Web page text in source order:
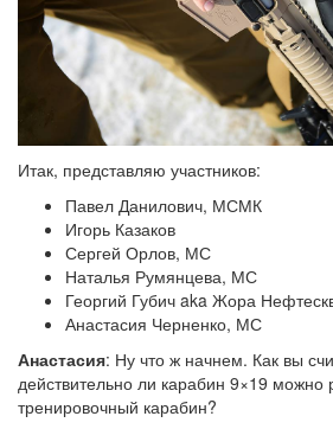
Итак, представляю участников:
Павел Данилович, МСМК
Игорь Казаков
Сергей Орлов, МС
Наталья Румянцева, МС
Георгий Губич aka Жора
Анастасия Черненко, МС
Анастасия: Ну что ж начнем. Как вы
действительно ли карабин 9×19 можно
тренировочный карабин?